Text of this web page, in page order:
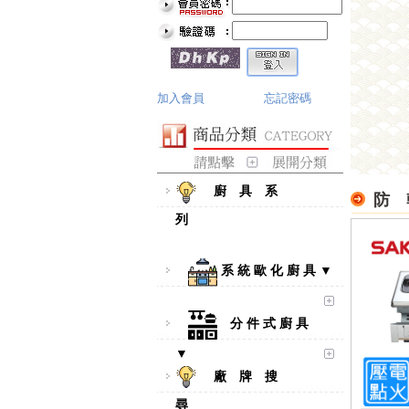
加入會員 忘記密碼
廚 具 系
列
系 統 歐 化 廚 具 ▼
分 件 式 廚 具
▼
廠 牌 搜
尋
防